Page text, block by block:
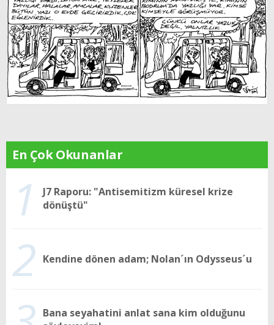
En Çok Okunanlar
1
J7 Raporu: "Antisemitizm küresel krize
dönüştü"
2 Kendine dönen adam; Nolan´ın Odysseus´u
Bana seyahatini anlat sana kim olduğunu